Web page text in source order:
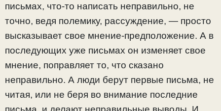
письмах, что-то написать неправильно, не
точно, ведя полемику, рассуждение, — просто
высказывает свое мнение-предположение. А в
последующих уже письмах он изменяет свое
мнение, поправляет то, что сказано
неправильно. А люди берут первые письма, не
читая, или не беря во внимание последние